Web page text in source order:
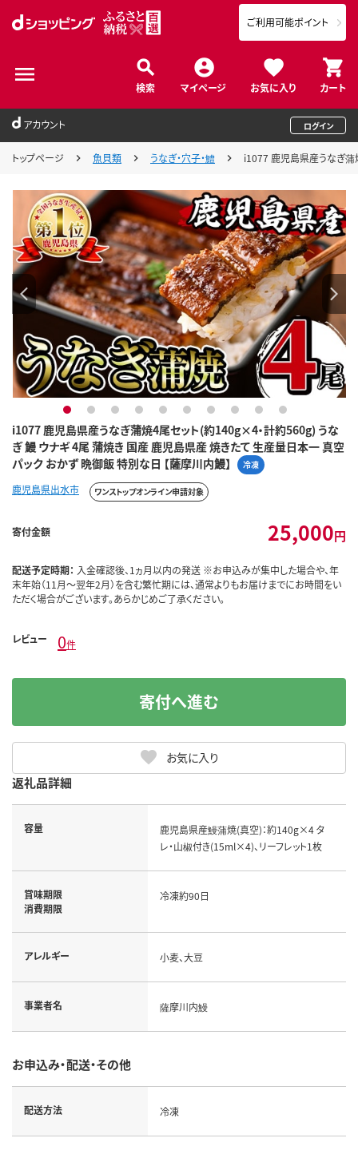
検索 マイページ お気に入り カート
ご利用可能ポイント
アカウント ログイン
トップページ 魚貝類 うなぎ・穴子・鱧 i1077 鹿児島県産うなぎ蒲
i1077 鹿児島県産うなぎ蒲焼4尾セット(約140g×4・計約560g) うな
ぎ 鰻 ウナギ 4尾 蒲焼き 国産 鹿児島県産 焼きたて 生産量日本一 真空
パック おかず 晩御飯 特別な日 【薩摩川内鰻】
冷凍
1 2 3 4 5 6 7 8 9 10
鹿児島県出水市 ワンストップオンライン申請対象
寄付金額 25,000円
配送予定時期： 入金確認後、1ヵ月以内の発送 ※お申込みが集中した場合や、年
末年始（11月～翌年2月）を含む繁忙期には、通常よりもお届けまでにお時間をい
ただく場合がございます。あらかじめご了承ください。
レビュー 0件
お気に入り
寄付へ進む
返礼品詳細
容量
鹿児島県産鰻蒲焼(真空)：約140g×4 タ
レ・山椒付き(15ml×4)、リーフレット1枚
賞味期限
消費期限
冷凍約90日
アレルギー 小麦、大豆
事業者名 薩摩川内鰻
お申込み・配送・その他
配送方法 冷凍